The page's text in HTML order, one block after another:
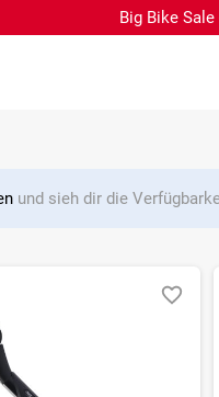
Big Bike Sale
und sieh dir die